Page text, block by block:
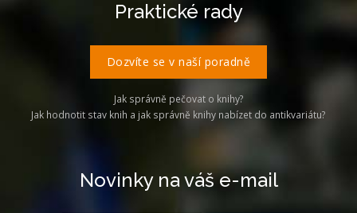
Praktické rady
Dozvíte se v naší poradně
Jak správně pečovat o knihy?
Jak hodnotit stav knih a jak správně knihy nabízet do antikvariátu?
Novinky na váš e-mail